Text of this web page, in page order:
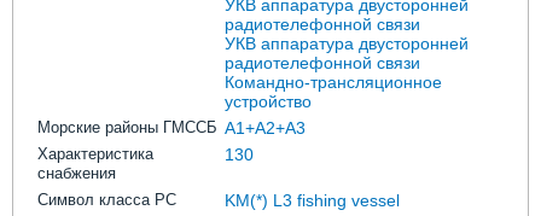
УКВ аппаратура двусторонней
радиотелефонной связи
УКВ аппаратура двусторонней
радиотелефонной связи
Командно-трансляционное
устройство
Морские районы ГМССБ A1+A2+A3
Характеристика
снабжения
130
Символ класса РС KM(*) L3 fishing vessel